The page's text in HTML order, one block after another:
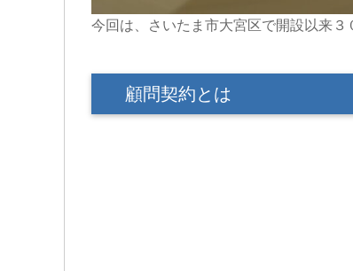
今回は、さいたま市大宮区で開設以来
顧問契約とは